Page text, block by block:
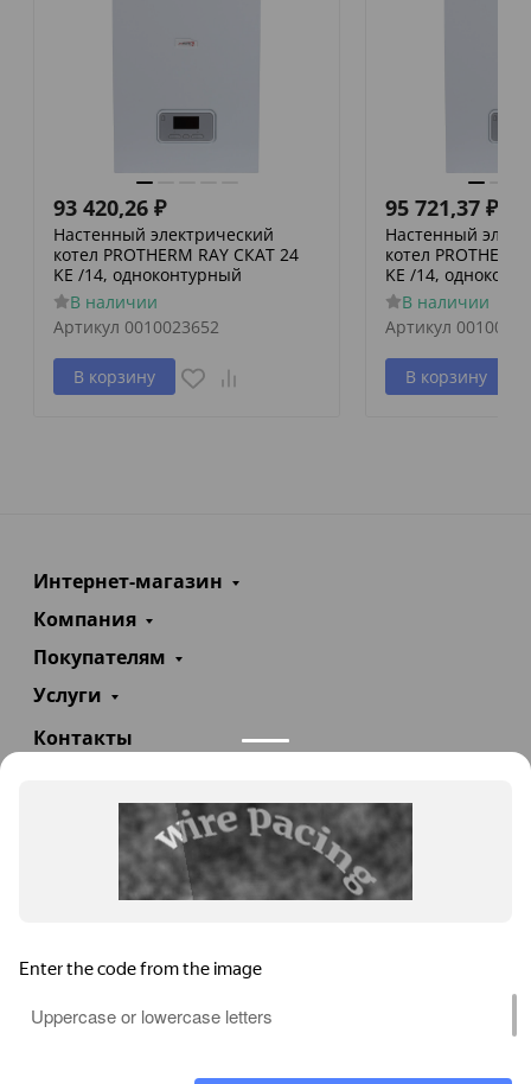
93 420,26 ₽
Настенный электрический
котел PROTHERM RAY СКАТ 24
KE /14, одноконтурный
В наличии
Артикул 0010023652
В корзину
95 721,37 ₽
Настенный
котел
KE /14,
В наличии
Артикул
В корзину
Интернет-магазин
Компания
Покупателям
Услуги
Контакты
info@teploexpert.com
Пн—Сб 09:00 – 18:00
TeploExpert.com © 2008 - 2026 Оборудование для
систем отопления, водоснабжения, канализации